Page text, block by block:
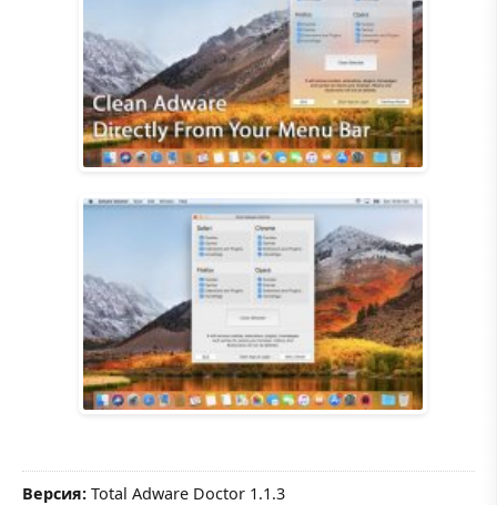
Версия: Total Adware Doctor 1.1.3